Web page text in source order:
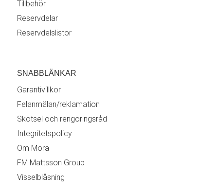
Tillbehör
Reservdelar
Reservdelslistor
SNABBLÄNKAR
Garantivillkor
Felanmälan/reklamation
Skötsel och rengöringsråd
Integritetspolicy
Om Mora
FM Mattsson Group
Visselblåsning